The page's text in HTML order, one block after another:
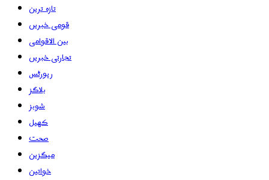
تازہ ترین
قومی خبریں
بین الاقوامی
تجارتی خبریں
رپورٹس
بلاگز
شوبز
کھیل
صحت
میگزین
خواتین